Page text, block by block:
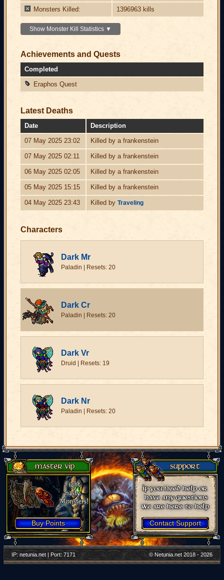
Monsters Killed:
1396963 kills
Show Monster Kill Statistics ▼
Achievements and Quests
Completed
Eraphos Quest
Latest Deaths
Date
Description
07 May 2025 23:02
Killed by a frankenstein
07 May 2025 02:11 Killed by a frankenstein
06 May 2025 02:05 Killed by a frankenstein
05 May 2025 15:15 Killed by a frankenstein
04 May 2025 23:43 Killed by Traveling
Characters
Dark Mr
Paladin | Resets: 20
Dark Cr
Paladin | Resets: 20
Dark Vr
Druid | Resets: 19
Dark Nr
Paladin | Resets: 20
Buy Points Contact Support
IP: netunia.net | Port: 7171 © Netunia.net 2018 - 2026